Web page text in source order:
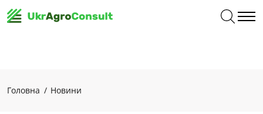
Головна Новини